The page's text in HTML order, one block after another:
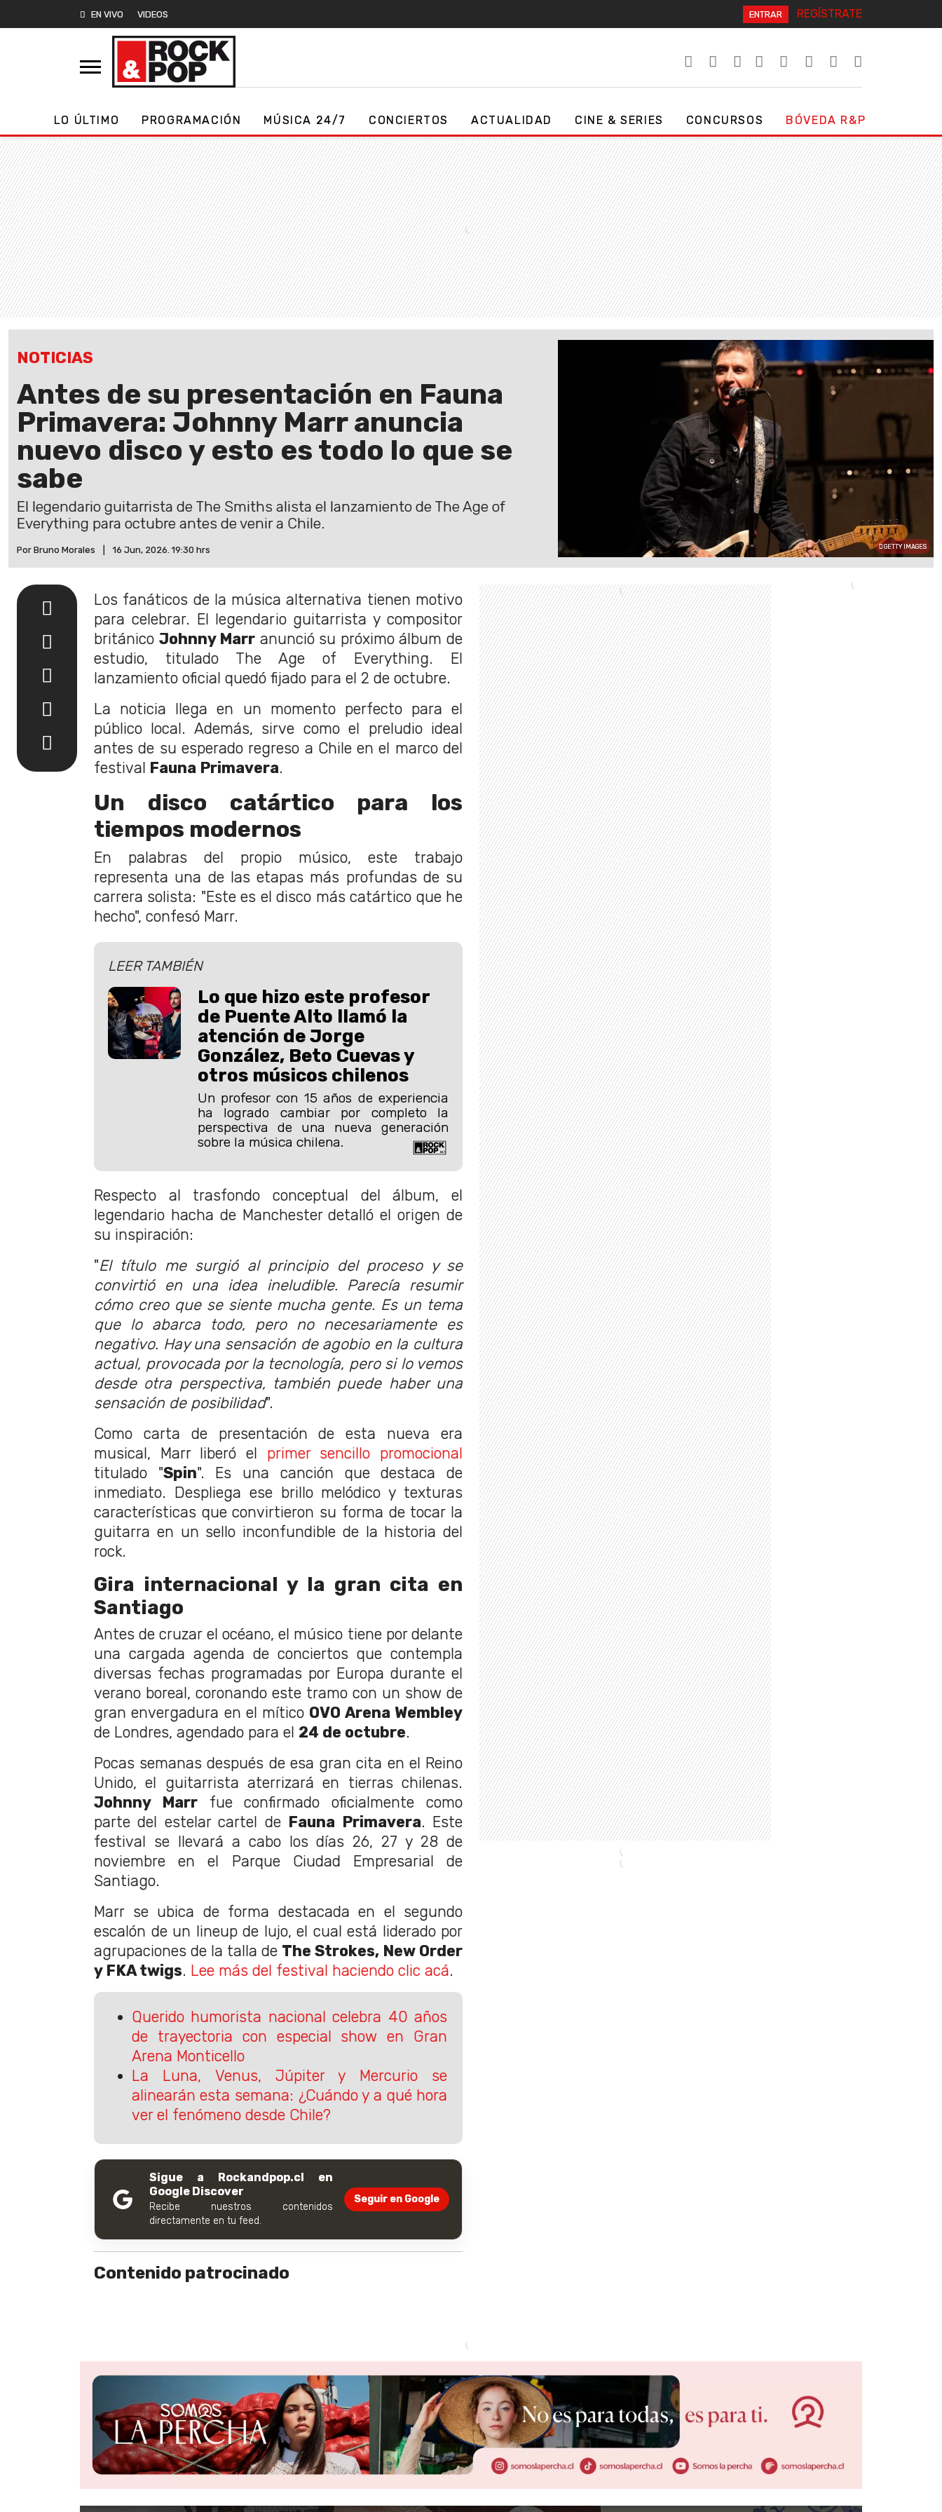
EN VIVO VIDEOS ENTRAR REGÍSTRATE
LO ÚLTIMO PROGRAMACIÓN MÚSICA 24/7 CONCIERTOS ACTUALIDAD CINE & SERIES CONCURSOS BÓVEDA R&P
NOTICIAS
Antes de su presentación en Fauna
Primavera: Johnny Marr anuncia
nuevo disco y esto es todo lo que se
sabe
El legendario guitarrista de The Smiths alista el lanzamiento de The Age of
Everything para octubre antes de venir a Chile.
Por Bruno Morales 16 Jun, 2026. 19:30 hrs GETTY IMAGES
Los fanáticos de la música alternativa tienen motivo
para celebrar. El legendario guitarrista y compositor
británico Johnny Marr anunció su próximo álbum de
estudio, titulado The Age of Everything. El
lanzamiento oficial quedó fijado para el 2 de octubre.
La noticia llega en un momento perfecto para el
público local. Además, sirve como el preludio ideal
antes de su esperado regreso a Chile en el marco del
festival Fauna Primavera.
Un disco catártico para los
tiempos modernos
En palabras del propio músico, este trabajo
representa una de las etapas más profundas de su
carrera solista: "Este es el disco más catártico que he
hecho", confesó Marr.
LEER TAMBIÉN
Lo que hizo este profesor
de Puente Alto llamó la
atención de Jorge
González, Beto Cuevas y
otros músicos chilenos
Un profesor con 15 años de experiencia
ha logrado cambiar por completo la
perspectiva de una nueva generación
sobre la música chilena.
Respecto al trasfondo conceptual del álbum, el
legendario hacha de Manchester detalló el origen de
su inspiración:
"El título me surgió al principio del proceso y se
convirtió en una idea ineludible. Parecía resumir
cómo creo que se siente mucha gente. Es un tema
que lo abarca todo, pero no necesariamente es
negativo. Hay una sensación de agobio en la cultura
actual, provocada por la tecnología, pero si lo vemos
desde otra perspectiva, también puede haber una
sensación de posibilidad".
Como carta de presentación de esta nueva era
musical, Marr liberó el primer sencillo promocional
titulado "Spin". Es una canción que destaca de
inmediato. Despliega ese brillo melódico y texturas
características que convirtieron su forma de tocar la
guitarra en un sello inconfundible de la historia del
rock.
Gira internacional y la gran cita en
Santiago
Antes de cruzar el océano, el músico tiene por delante
una cargada agenda de conciertos que contempla
diversas fechas programadas por Europa durante el
verano boreal, coronando este tramo con un show de
gran envergadura en el mítico OVO Arena Wembley
de Londres, agendado para el 24 de octubre.
Pocas semanas después de esa gran cita en el Reino
Unido, el guitarrista aterrizará en tierras chilenas.
Johnny Marrfue confirmado oficialmente como
parte del estelar cartel de Fauna Primavera. Este
festival se llevará a cabo los días 26, 27 y 28 de
noviembre en el Parque Ciudad Empresarial de
Santiago.
Marr se ubica de forma destacada en el segundo
escalón de un lineup de lujo, el cual está liderado por
agrupaciones de la talla de The Strokes, New Order
y FKA twigs. Lee más del festival haciendo clic acá.
Querido humorista nacional celebra 40 años
de trayectoria con especial show en Gran
Arena Monticello
La Luna, Venus, Júpiter y Mercurio se
alinearán esta semana: ¿Cuándo y a qué hora
ver el fenómeno desde Chile?
Sigue a Rockandpop.cl en
Google Discover
Recibe nuestros contenidos
directamente en tu feed.
Seguir en Google
Contenido patrocinado